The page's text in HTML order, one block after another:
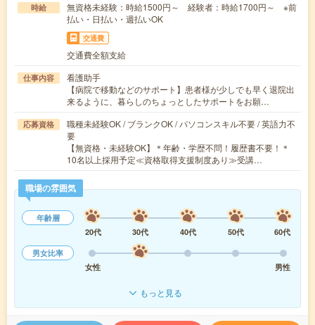
時給
無資格未経験：時給1500円～ 経験者：時給1700円～ ※前
払い・日払い・週払いOK
交通費
交通費全額支給
仕事内容
看護助手
【病院で移動などのサポート】患者様が少しでも早く退院出
来るように、暮らしのちょっとしたサポートをお願…
応募資格
職種未経験OK / ブランクOK / パソコンスキル不要 / 英語力不
要
【無資格・未経験OK】＊年齢・学歴不問！履歴書不要！＊
10名以上採用予定≪資格取得支援制度あり≫受講…
職場の雰囲気
年齢層
20代
30代 40代 50代
60代
男女比率
女性
男性
もっと見る